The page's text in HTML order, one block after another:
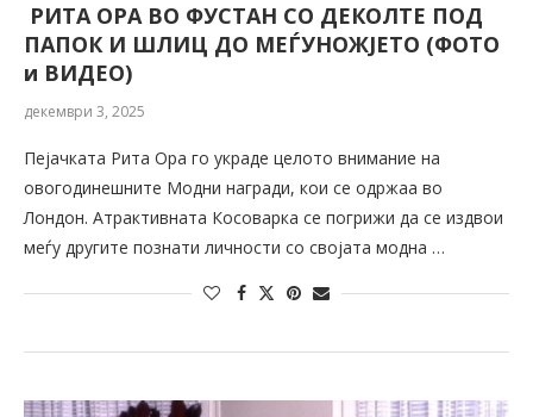
РИТА ОРА ВО ФУСТАН СО ДЕКОЛТЕ ПОД
ПАПОК И ШЛИЦ ДО МЕЃУНОЖЈЕТО (ФОТО
и ВИДЕО)
декември 3, 2025
Пејачката Рита Ора го украде целото внимание на
овогодинешните Модни награди, кои се одржаа во
Лондон. Атрактивната Косоварка се погрижи да се издвои
меѓу другите познати личности со својата модна …